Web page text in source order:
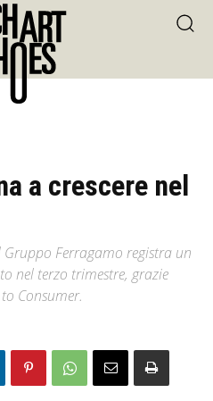
a crescere nel
Ferragamo registra un
nel terzo trimestre, grazie
Consumer.